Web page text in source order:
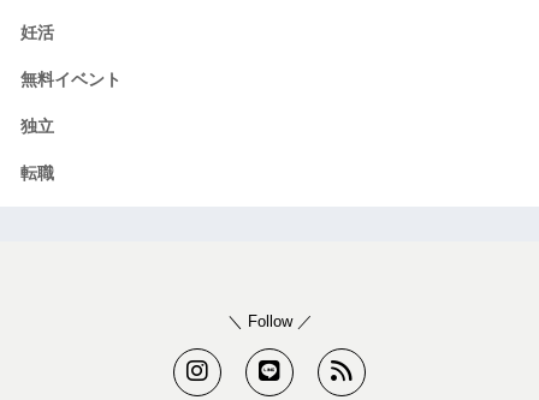
妊活
無料イベント
独立
転職
＼ Follow ／